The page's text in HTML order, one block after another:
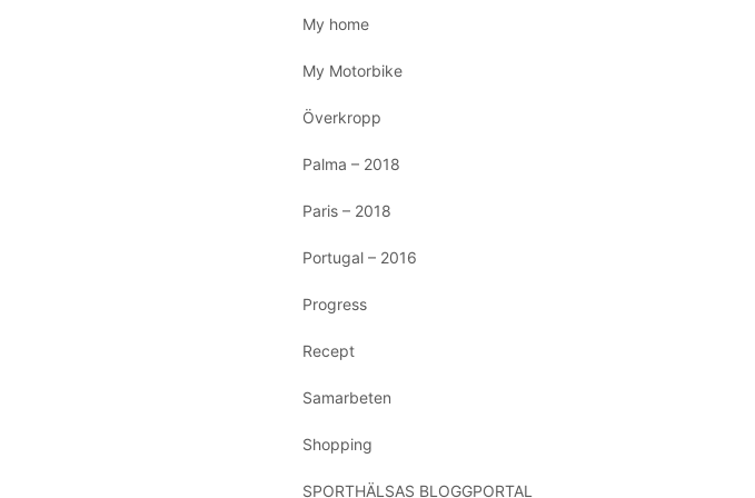
My home
My Motorbike
Överkropp
Palma – 2018
Paris – 2018
Portugal – 2016
Progress
Recept
Samarbeten
Shopping
SPORTHÄLSAS BLOGGPORTAL